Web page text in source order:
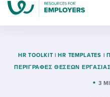
Topics
HR TOOLKIT | HR TEMPLATES |
ΠΕΡΙΓΡΑΦΈΣ ΘΈΣΕΩΝ
3